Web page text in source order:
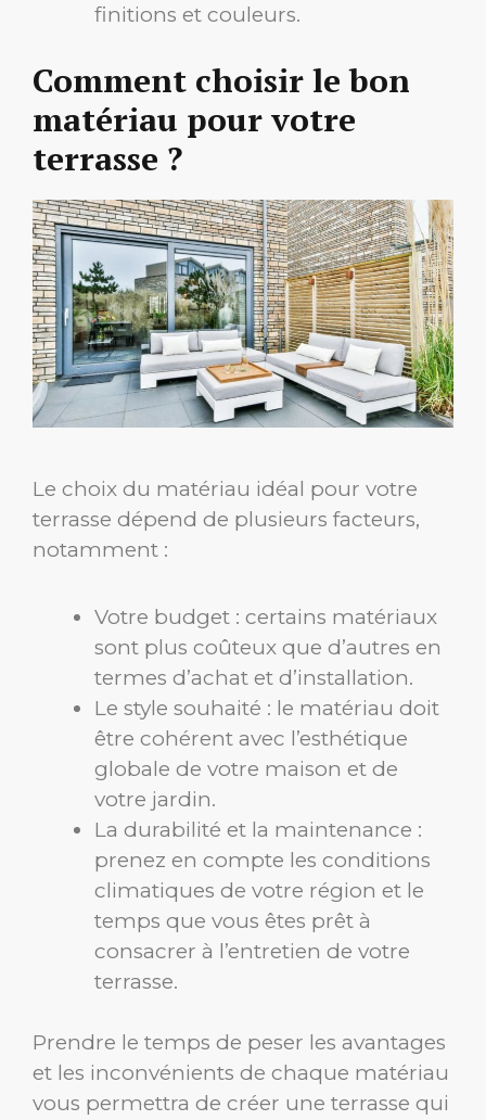
finitions et couleurs.
Comment choisir le bon
matériau pour votre
terrasse ?
Le choix du matériau idéal pour votre
terrasse dépend de plusieurs facteurs,
notamment :
Votre budget : certains matériaux
sont plus coûteux que d’autres en
termes d’achat et d’installation.
Le style souhaité : le matériau doit
être cohérent avec l’esthétique
globale de votre maison et de
votre jardin.
La durabilité et la maintenance :
prenez en compte les conditions
climatiques de votre région et le
temps que vous êtes prêt à
consacrer à l’entretien de votre
terrasse.
Prendre le temps de peser les avantages
et les inconvénients de chaque matériau
vous permettra de créer une terrasse qui